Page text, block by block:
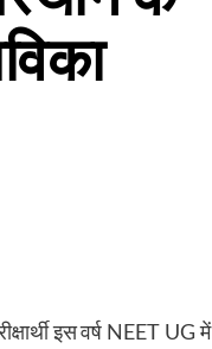
इस वर्ष NEET UG में